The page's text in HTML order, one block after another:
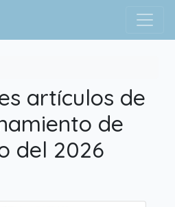
artículos de
de
del 2026